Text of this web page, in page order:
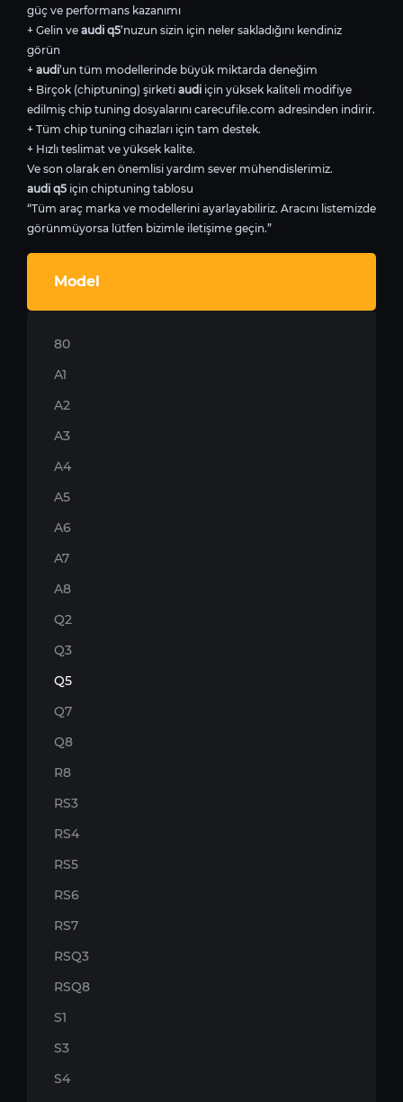
güç ve performans kazanımı
+ Gelin ve audi q5’nuzun sizin için neler sakladığını kendiniz
görün
+ audi’un tüm modellerinde büyük miktarda deneğim
+ Birçok (chiptuning) şirketi audi için yüksek kaliteli modifiye
edilmiş chip tuning dosyalarını carecufile.com adresinden indirir.
+ Tüm chip tuning cihazları için tam destek.
+ Hızlı teslimat ve yüksek kalite.
Ve son olarak en önemlisi yardım sever mühendislerimiz.
audi q5 için chiptuning tablosu
“Tüm araç marka ve modellerini ayarlayabiliriz. Aracını listemizde
görünmüyorsa lütfen bizimle iletişime geçin.”
Model
80
A1
A2
A3
A4
A5
A6
A7
A8
Q2
Q3
Q5
Q7
Q8
R8
RS3
RS4
RS5
RS6
RS7
RSQ3
RSQ8
S1
S3
S4